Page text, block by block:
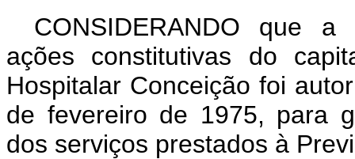
CONSIDERANDO que
ações constitutivas do
Hospitalar Conceição foi
de fevereiro de 1975, para
dos serviços prestados à